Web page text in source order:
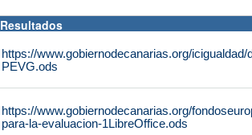
Resultados
https://www.gobiernodecanarias.org/
PEVG.ods
https://www.gobiernodecanarias.org/
para-la-evaluacion-1LibreOffice.ods